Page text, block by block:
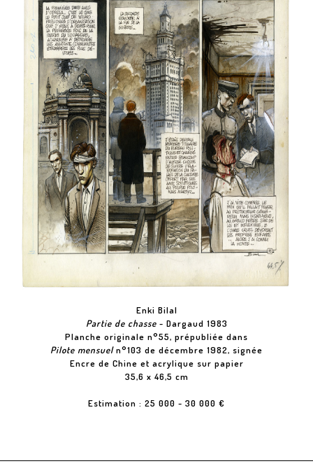
Enki Bilal
Partie de chasse- Dargaud 1983
Planche originale n°55, prépubliée dans
Pilote mensueln°103 de décembre 1982, signée
Encre de Chine et acrylique sur papier
35,6 x 46,5 cm
Estimation : 25 000 - 30 000 €